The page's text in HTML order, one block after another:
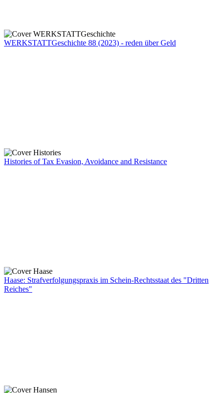
WERKSTATTGeschichte 88 (2023) - reden über Geld
Histories of Tax Evasion, Avoidance and Resistance
Haase: Strafverfolgungspraxis im Schein-Rechtsstaat des "Dritten
Reiches"